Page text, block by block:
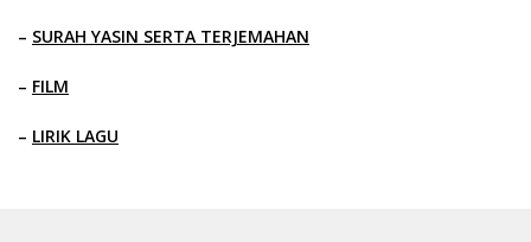
– SURAH YASIN SERTA TERJEMAHAN
– FILM
– LIRIK LAGU